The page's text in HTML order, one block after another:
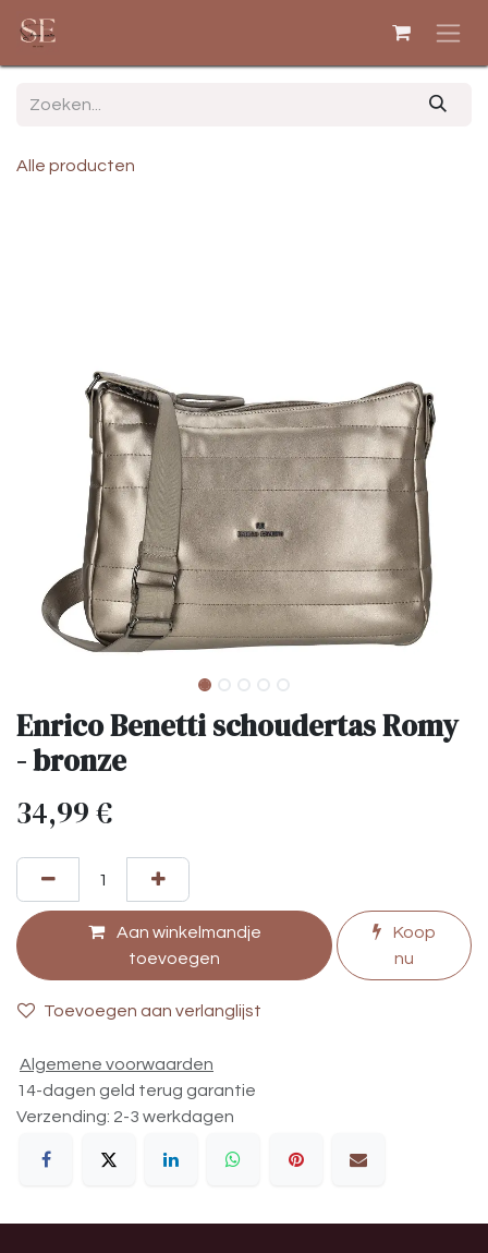
Alle producten
Enrico Benetti schoudertas Romy
- bronze
34,99€
Aan winkelmandje
toevoegen
Koop
nu
Toevoegen aan verlanglijst
Algemene voorwaarden
14-dagen geld terug garantie
Verzending: 2-3 werkdagen